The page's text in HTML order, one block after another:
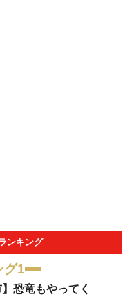
ンキング
グ1
】恐竜もやってく